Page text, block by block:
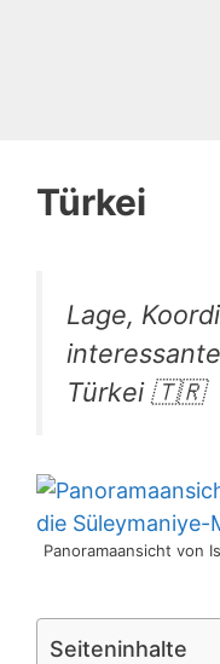
Türkei
Lage,
Türkei 🇹🇷
Panoramaansicht von
Seiteninhalte